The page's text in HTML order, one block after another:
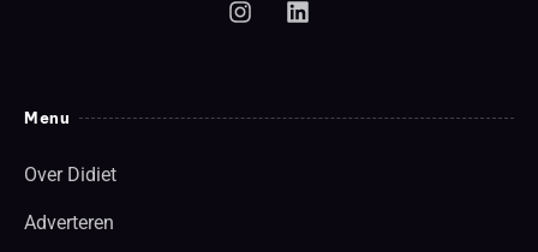
Menu
Over Didiet
Adverteren